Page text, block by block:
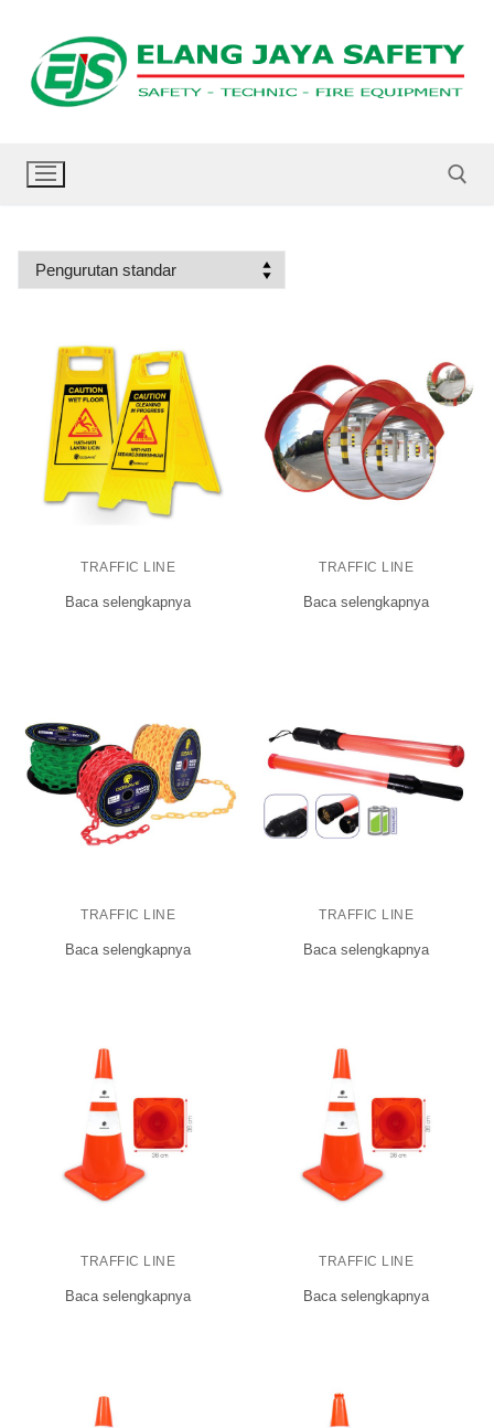
TRAFFIC LINE
Baca selengkapnya
TRAFFIC LINE
Baca selengkapnya
TRAFFIC LINE
Baca selengkapnya
TRAFFIC LINE
Baca selengkapnya
TRAFFIC LINE
Baca selengkapnya
TRAFFIC LINE
Baca selengkapnya